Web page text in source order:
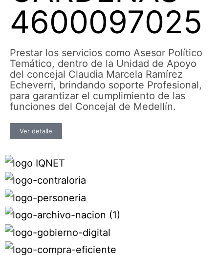
4600097025
Prestar los servicios como Asesor Político
Temático, dentro de la Unidad de Apoyo
del concejal Claudia Marcela Ramírez
Echeverri, brindando soporte Profesional,
para garantizar el cumplimiento de las
funciones del Concejal de Medellín.
Ver detalle